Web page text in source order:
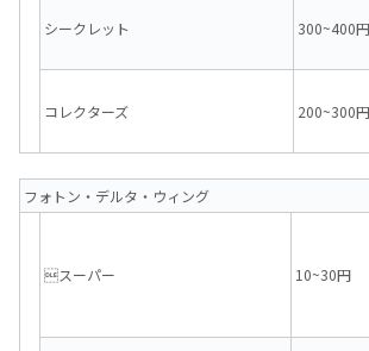
シークレット 300~400円
コレクターズ 200~300円
フォトン・デルタ・ウィング
スーパー 10~30円